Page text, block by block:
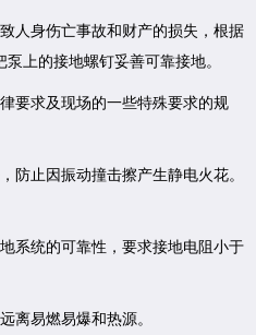
人身伤亡事故和财产的损失，根据
上的接地螺钉妥善可靠接地。
要求及现场的一些特殊要求的规
防止因振动撞击擦产生静电火花。
系统的可靠性，要求接地电阻小于
离易燃易爆和热源。